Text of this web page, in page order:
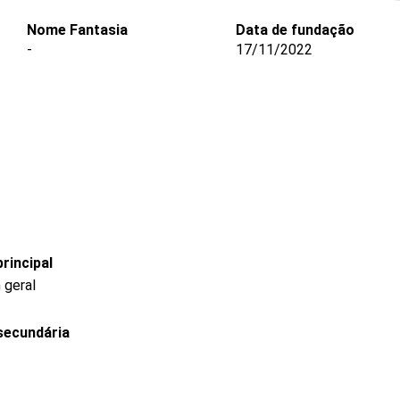
Nome Fantasia
-
Data de fundação
17/11/2022
geral